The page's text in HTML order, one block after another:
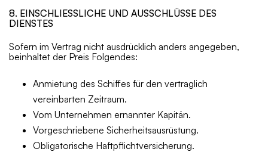
8. EINSCHLIESSLICHE UND AUSSCHLÜSSE DES
DIENSTES
Sofern im Vertrag nicht ausdrücklich anders angegeben,
beinhaltet der Preis Folgendes:
Anmietung des Schiffes für den vertraglich
vereinbarten Zeitraum.
Vom Unternehmen ernannter Kapitän.
Vorgeschriebene Sicherheitsausrüstung.
Obligatorische Haftpflichtversicherung.